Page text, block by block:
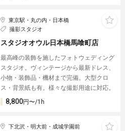
東京駅・丸の内・日本橋
撮影スタジオ
スタジオオウル日本橋馬喰町店
最高峰の装飾を施したフォトウェディング
スタジオ。ヴィンテージから最新ドレス、
小物・装飾品・機材まで完備。大型クロ
ス・背景紙も有。様々な撮影用途に対応。
8,800円〜/1h
下北沢・明大前・成城学園前